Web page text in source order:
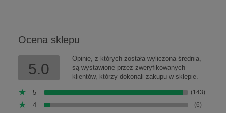
Ocena sklepu
5.0
Opinie, z których została wyliczona średnia,
są wystawione przez zweryfikowanych
klientów, którzy dokonali zakupu w sklepie.
5 (143)
4 (6)